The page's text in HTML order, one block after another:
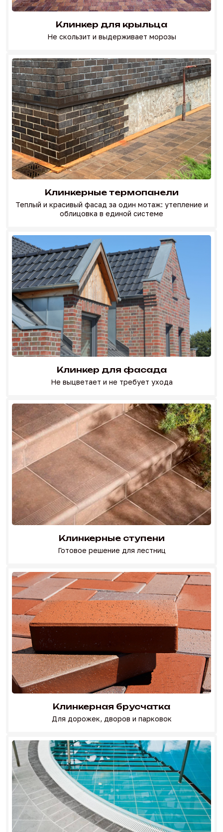
Клинкер для крыльца
Не скользит и выдерживает морозы
Клинкерные термопанели
Теплый и красивый фасад за один мотаж: утепление и
облицовка в единой системе
Клинкер для фасада
Не выцветает и не требует ухода
Клинкерные ступени
Готовое решение для лестниц
Клинкерная брусчатка
Для дорожек, дворов и парковок